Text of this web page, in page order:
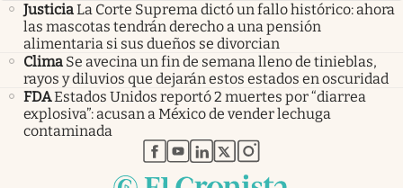
JusticiaLa Corte Suprema dictó un fallo histórico: ahora
las mascotas tendrán derecho a una pensión
alimentaria si sus dueños se divorcian
Clima Se avecina un fin de semana lleno de tinieblas,
rayos y diluvios que dejarán estos estados en oscuridad
FDAEstados Unidos reportó 2 muertes por “diarrea
explosiva”: acusan a México de vender lechuga
contaminada
abre en nueva pestaña
abre en nueva pestaña
abre en nueva pestaña
abre en nueva pestaña
abre en nueva pestaña